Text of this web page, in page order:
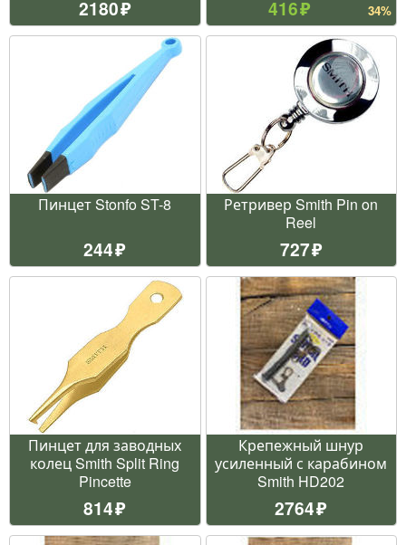
2180 416 34%
Пинцет Stonfo ST-8
244
Ретривер Smith Pin on
Reel
727
Пинцет для заводных
колец Smith Split Ring
Pincette
814
Крепежный шнур
усиленный с карабином
Smith HD202
2764